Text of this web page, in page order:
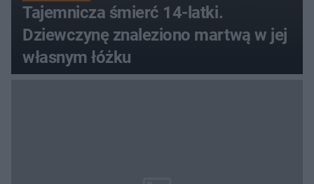
Tajemnicza śmierć 14-latki.
Dziewczynę znaleziono martwą w jej
własnym łóżku